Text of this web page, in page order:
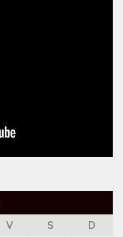
V S
D